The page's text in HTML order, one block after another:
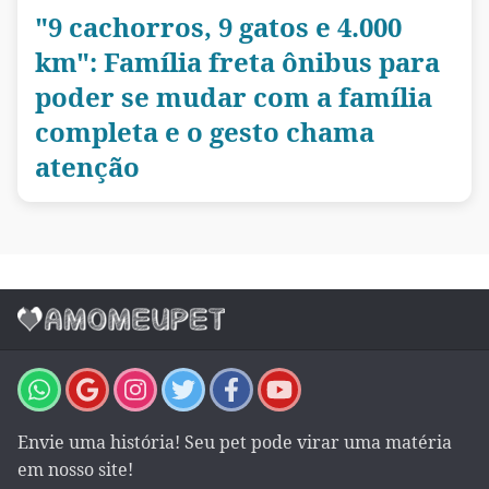
"9 cachorros, 9 gatos e 4.000
km": Família freta ônibus para
poder se mudar com a família
completa e o gesto chama
atenção
Envie uma história! Seu pet pode virar uma matéria
em nosso site!